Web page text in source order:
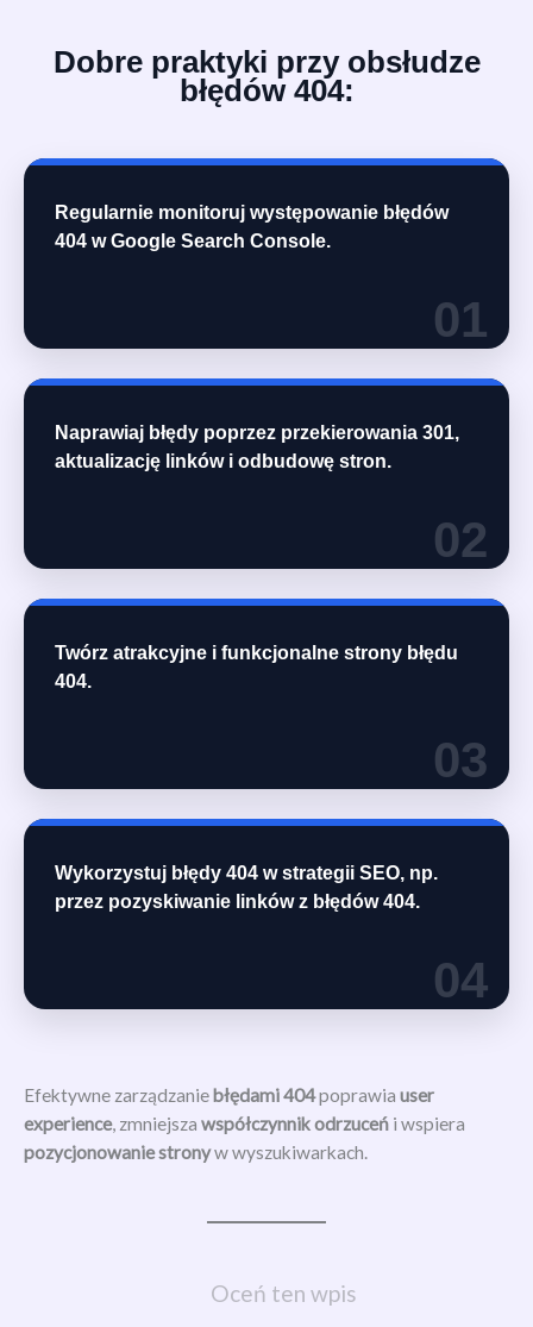
Dobre praktyki przy obsłudze
błędów 404:
Regularnie monitoruj występowanie błędów
404 w Google Search Console.
01
Naprawiaj błędy poprzez przekierowania 301,
aktualizację linków i odbudowę stron.
02
Twórz atrakcyjne i funkcjonalne strony błędu
404.
03
Wykorzystuj błędy 404 w strategii SEO, np.
przez pozyskiwanie linków z błędów 404.
04
Efektywne zarządzaniebłędami 404poprawia user
experience, zmniejsza współczynnik odrzuceń i wspiera
pozycjonowanie stronyw wyszukiwarkach.
Oceń ten wpis